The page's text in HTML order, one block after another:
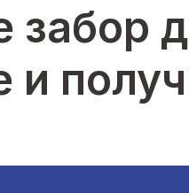
забор
и